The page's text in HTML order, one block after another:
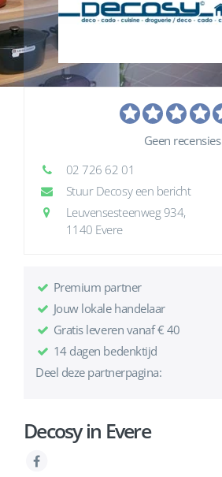
Geen recensies
02 726 62 01
Stuur Decosy een bericht
Leuvensesteenweg 934,
1140 Evere
Premium partner
Jouw lokale handelaar
Gratis leveren vanaf € 40
14 dagen bedenktijd
Deel deze partnerpagina:
Decosy in Evere